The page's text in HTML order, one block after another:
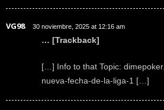
VG98 30 noviembre, 2025 at 12:16 am
… [Trackback]
[…] Info to that Topic:
nueva-fecha-de-la-liga-1 […]